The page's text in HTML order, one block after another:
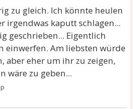
zu gleich. Ich könnte heulen
irgendwas kaputt schlagen...
geschrieben... Eigentlich
einwerfen. Am liebsten würde
aber eher um ihr zu zeigen,
wäre zu geben...